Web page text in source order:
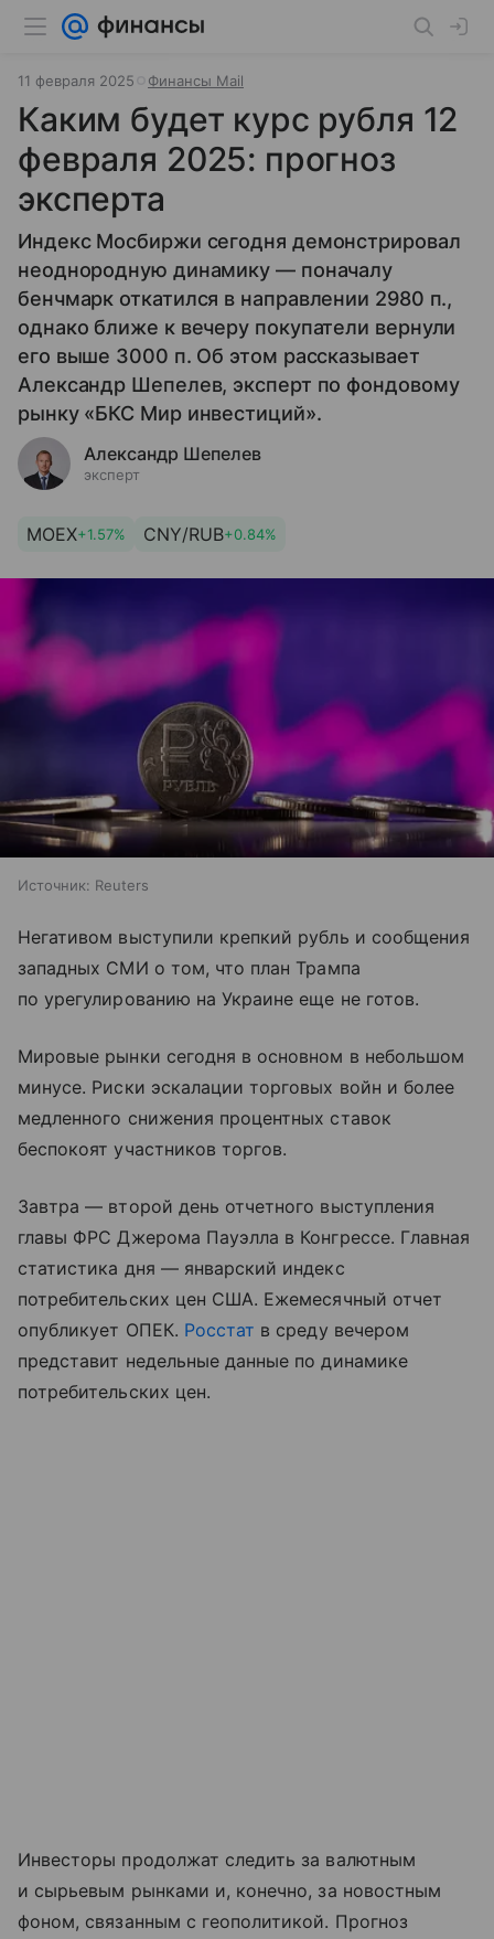
11 февраля 2025 Финансы Mail
Каким будет курс рубля 12
февраля 2025: прогноз
эксперта
Индекс Мосбиржи сегодня демонстрировал
неоднородную динамику — поначалу
бенчмарк откатился в направлении 2980 п.,
однако ближе к вечеру покупатели вернули
его выше 3000 п. Об этом рассказывает
Александр Шепелев, эксперт по фондовому
рынку «БКС Мир инвестиций».
Александр Шепелев
эксперт
MOEX+1.57% CNY/RUB+0.84%
Источник: Reuters
Негативом выступили крепкий рубль и сообщения
западных СМИ о том, что план Трампа
по урегулированию на Украине еще не готов.
Мировые рынки сегодня в основном в небольшом
минусе. Риски эскалации торговых войн и более
медленного снижения процентных ставок
беспокоят участников торгов.
Завтра — второй день отчетного выступления
главы ФРС Джерома Пауэлла в Конгрессе. Главная
статистика дня — январский индекс
потребительских цен США. Ежемесячный отчет
опубликует ОПЕК. Росстат в среду вечером
представит недельные данные по динамике
потребительских цен.
Инвесторы продолжат следить за валютным
и сырьевым рынками и, конечно, за новостным
фоном, связанным с геополитикой. Прогноз